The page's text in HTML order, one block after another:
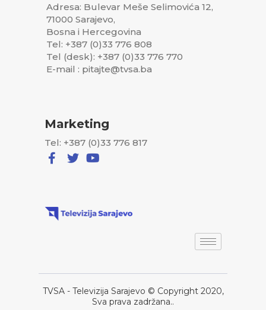
Adresa: Bulevar Meše Selimovića 12,
71000 Sarajevo,
Bosna i Hercegovina
Tel: +387 (0)33 776 808
Tel (desk): +387 (0)33 776 770
E-mail : pitajte@tvsa.ba
Marketing
Tel: +387 (0)33 776 817
TVSA - Televizija Sarajevo © Copyright 2020,
Sva prava zadržana..